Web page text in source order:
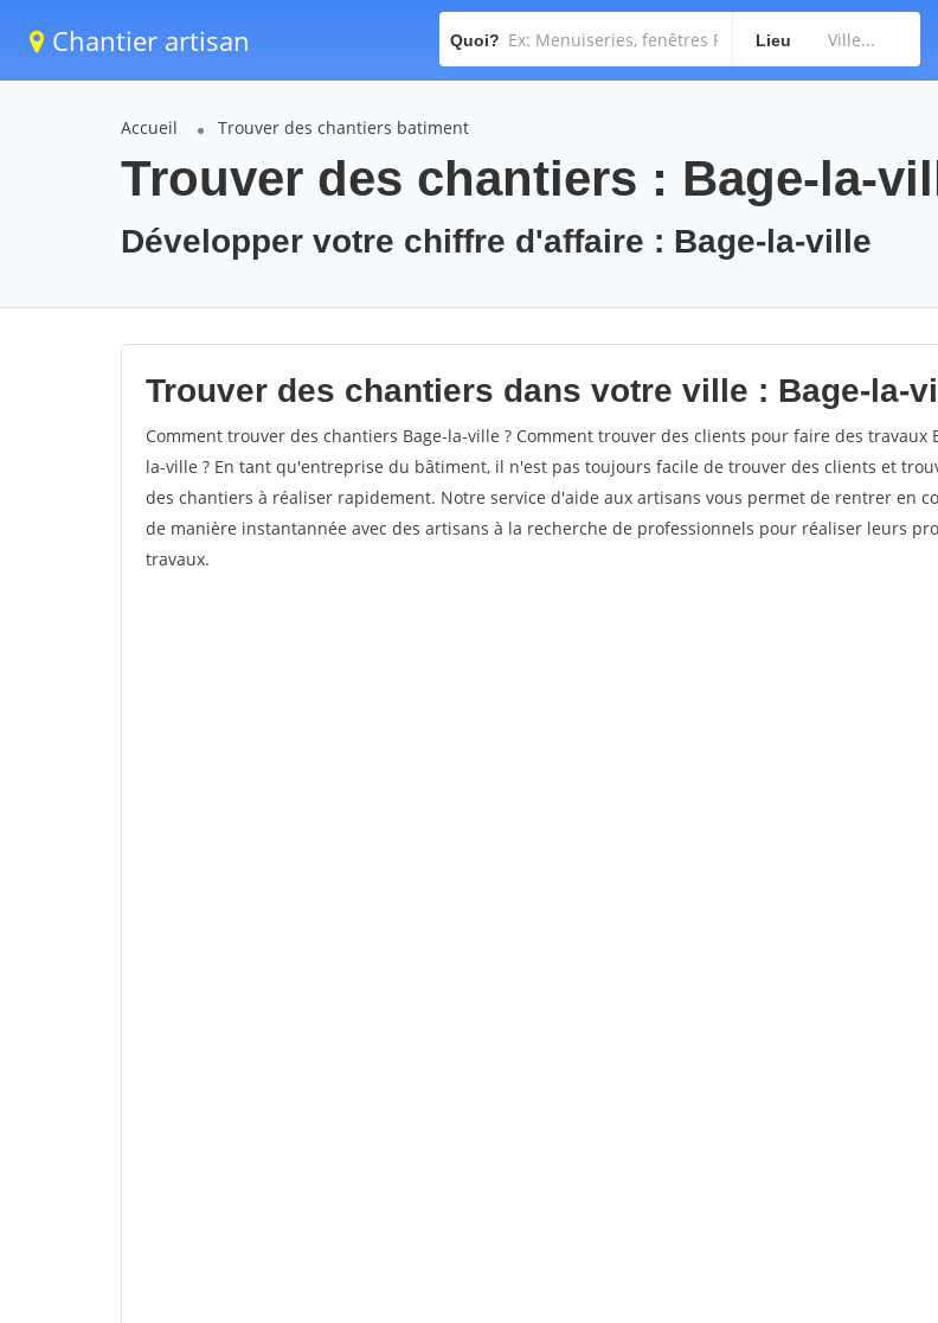
Chantier artisan Quoi? Lieu
Accueil Trouver des chantiers batiment
Trouver des chantiers : Bage-la-
Développer votre chiffre d'affaire : Bage-la-ville
Trouver des chantiers dans votre ville : Bage-la-
Comment trouver des chantiers Bage-la-ville ? Comment trouver des clients pour faire des travaux
la-ville ? En tant qu'entreprise du bâtiment, il n'est pas toujours facile de trouver des clients et
des chantiers à réaliser rapidement. Notre service d'aide aux artisans vous permet de rentrer en
de manière instantannée avec des artisans à la recherche de professionnels pour réaliser leurs
travaux.